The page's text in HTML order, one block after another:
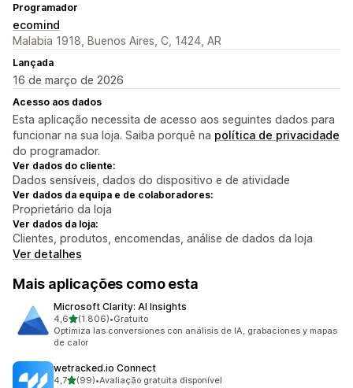
Programador
ecomind
Malabia 1918, Buenos Aires, C, 1424, AR
Lançada
16 de março de 2026
Acesso aos dados
Esta aplicação necessita de acesso aos seguintes dados para
funcionar na sua loja. Saiba porquê na política de privacidade
do programador.
Ver dados do cliente:
Dados sensíveis, dados do dispositivo e de atividade
Ver dados da equipa e de colaboradores:
Proprietário da loja
Ver dados da loja:
Clientes, produtos, encomendas, análise de dados da loja
Ver detalhes
Mais aplicações como esta
Microsoft Clarity: AI Insights
4,6de 5 estrelas
(1.806)
1806 total de avaliações
•Gratuito
Optimiza las conversiones con análisis de IA, grabaciones y mapas
de calor
wetracked.io Connect
4,7de 5 estrelas
(99)
99 total de avaliações
•Avaliação gratuita disponível